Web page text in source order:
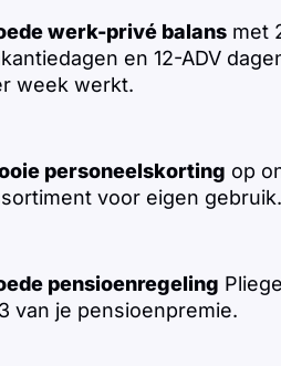
werk-privé balans met
en 12-ADV
week werkt.
personeelskorting op
voor eigen gebruik.
pensioenregeling
van je pensioenpremie.